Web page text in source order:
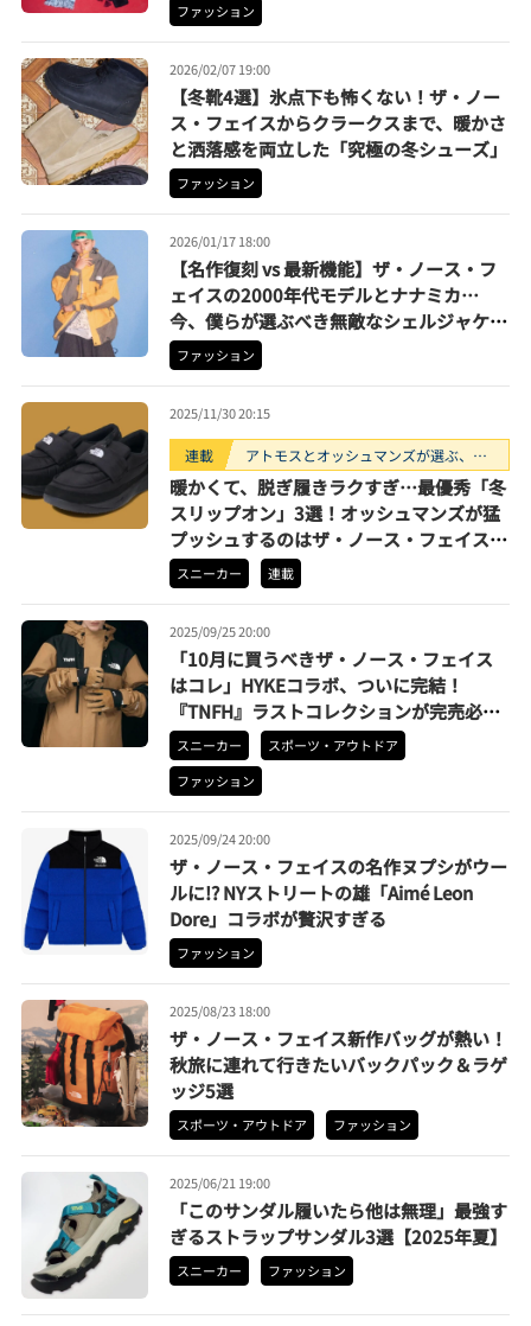
ファッション
2026/02/07 19:00
【冬靴4選】氷点下も怖くない！ザ・ノー
ス・フェイスからクラークスまで、暖かさ
と洒落感を両立した「究極の冬シューズ」
ファッション
2026/01/17 18:00
【名作復刻 vs 最新機能】ザ・ノース・フ
ェイスの2000年代モデルとナナミカ…
今、僕らが選ぶべき無敵なシェルジャケッ
トファッション
2025/11/30 20:15
連載
アトモスとオッシュマンズが選ぶ、買
うべきスニーカー3選。
暖かくて、脱ぎ履きラクすぎ…最優秀「冬
スリップオン」3選！オッシュマンズが猛
プッシュするのはザ・ノース・フェイスの
ヌプシローファー、スブ、キーンの2WAY
だ！
スニーカー 連載
2025/09/25 20:00
「10月に買うべきザ・ノース・フェイス
はコレ」HYKEコラボ、ついに完結！
『TNFH』ラストコレクションが完売必至
すぎる
スニーカー
スポーツ・アウトドア
ファッション
2025/09/24 20:00
ザ・ノース・フェイスの名作ヌプシがウー
ルに!? NYストリートの雄「Aimé Leon
Dore」コラボが贅沢すぎる
ファッション
2025/08/23 18:00
ザ・ノース・フェイス新作バッグが熱い！
秋旅に連れて行きたいバックパック＆ラゲ
ッジ5選
スポーツ・アウトドア ファッション
2025/06/21 19:00
「このサンダル履いたら他は無理」最強す
ぎるストラップサンダル3選【2025年夏】
スニーカー ファッション